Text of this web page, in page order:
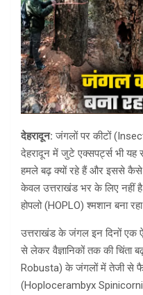
देहरादून: जंगलों पर कीटों
देहरादून में जुटे एक्सपर्ट्स भी यह
हमले बढ़ क्यों रहे हैं और इससे कैसे
केवल उत्तराखंड भर के लिए नहीं
होपलो (HOPLO) श्मशान बना
उत्तराखंड के जंगल इन दिनों
से लेकर वैज्ञानिकों तक की चिंता
Robusta) के जंगलों में तेजी से फैल
(Hoplocerambyx Spinicornis,